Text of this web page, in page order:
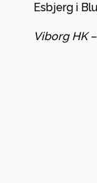
Esbjerg i
Viborg HK